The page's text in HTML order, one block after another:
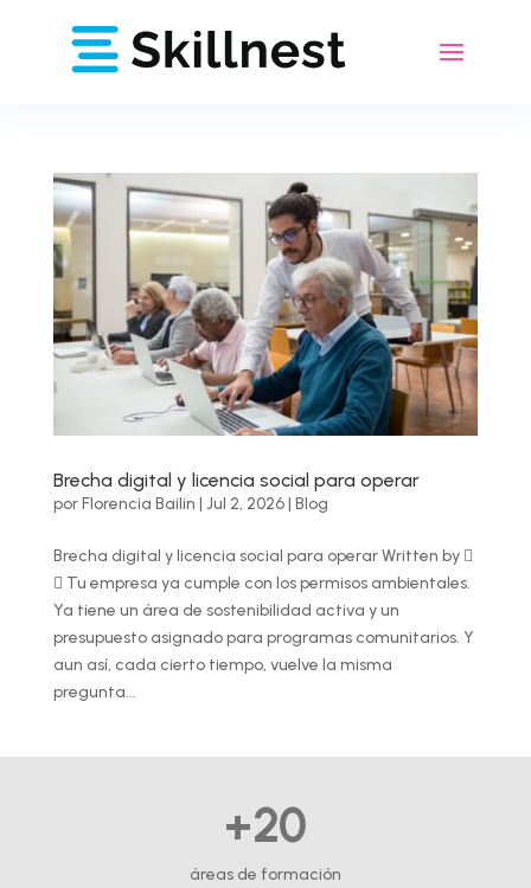
Brecha digital y licencia social para operar
porFlorencia Bailin Jul 2, 2026| Blog
Brecha digital y licencia social para operar Written by 
 Tu empresa ya cumple con los permisos ambientales.
Ya tiene un área de sostenibilidad activa y un
presupuesto asignado para programas comunitarios. Y
aun así, cada cierto tiempo, vuelve la misma
pregunta...
+20
áreas de formación